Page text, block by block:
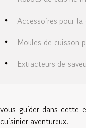
Accessoires pour la
Moules de cuisson
Extracteurs de
vous guider dans cette
cuisinier aventureux.